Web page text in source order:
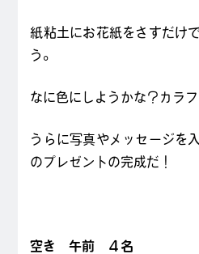
紙粘土にお花紙をさすだけ
う。
なに色にしようかな？カラ
うらに写真やメッセージを
のプレゼントの完成だ！
空き 午前 ４名